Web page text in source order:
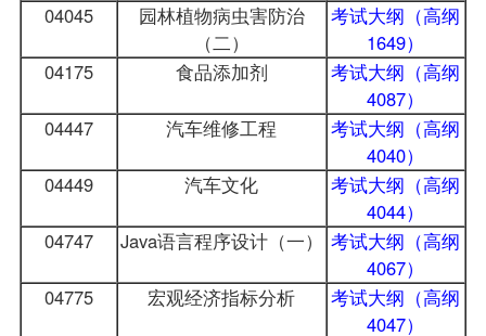
04045
园林植物病虫害防治
（二）
考试大纲（高纲
1649）
04175
食品添加剂
考试大纲（高纲
4087）
04447
汽车维修工程
考试大纲（高纲
4040）
04449
汽车文化
考试大纲（高纲
4044）
04747
Java语言程序设计（一）
考试大纲（高纲
4067）
04775
宏观经济指标分析
考试大纲（高纲
4047）